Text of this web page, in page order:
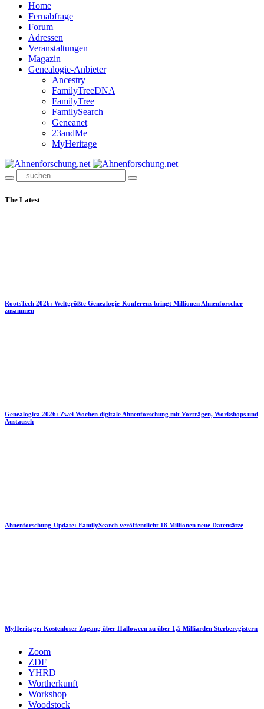
Home
Fernabfrage
Forum
Adressen
Veranstaltungen
Magazin
Genealogie-Anbieter
Ancestry
FamilyTreeDNA
FamilyTree
FamilySearch
Geneanet
23andMe
MyHeritage
The Latest
RootsTech 2026: Weltgrößte Genealogie-Konferenz bringt Millionen Ahnenforscher
zusammen
Genealogica 2026: Zwei Wochen digitale Ahnenforschung mit Vorträgen, Workshops und
Austausch
Ahnenforschung-Update: FamilySearch veröffentlicht 18 Millionen neue Datensätze
MyHeritage: Kostenloser Zugang über Halloween zu über 1,5 Milliarden Sterberegistern
Zoom
ZDF
YHRD
Wortherkunft
Workshop
Woodstock